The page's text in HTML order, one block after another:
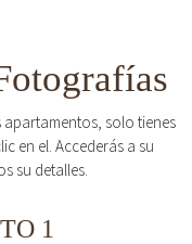
apartamentos, solo tienes
en el. Accederás a su
su detalles.
1